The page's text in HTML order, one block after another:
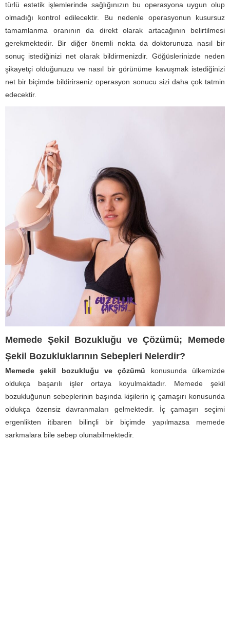
türlü estetik işlemlerinde sağlığınızın bu operasyona uygun olup
olmadığı kontrol edilecektir. Bu nedenle operasyonun kusursuz
tamamlanma oranının da direkt olarak artacağının belirtilmesi
gerekmektedir. Bir diğer önemli nokta da doktorunuza nasıl bir
sonuç istediğinizi net olarak bildirmenizdir. Göğüslerinizde neden
şikayetçi olduğunuzu ve nasıl bir görünüme kavuşmak istediğinizi
net bir biçimde bildirirseniz operasyon sonucu sizi daha çok tatmin
edecektir.
Memede Şekil Bozukluğu ve Çözümü; Memede
Şekil Bozukluklarının Sebepleri Nelerdir?
Memede şekil bozukluğu ve çözümü konusunda ülkemizde
oldukça başarılı işler ortaya koyulmaktadır. Memede şekil
bozukluğunun sebeplerinin başında kişilerin iç çamaşırı konusunda
oldukça özensiz davranmaları gelmektedir. İç çamaşırı seçimi
ergenlikten itibaren bilinçli bir biçimde yapılmazsa memede
sarkmalara bile sebep olunabilmektedir.